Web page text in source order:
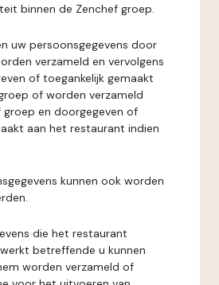
binnen de Zenchef groep.
uw persoonsgegevens door
verzameld en vervolgens
of toegankelijk gemaakt
of worden verzameld
en doorgegeven of
aan het restaurant indien
kunnen ook worden
die het restaurant
betreffende u kunnen
worden verzameld of